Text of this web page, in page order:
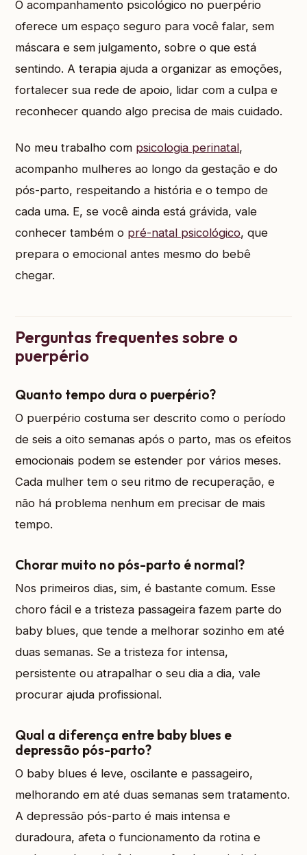
O acompanhamento psicológico no puerpério
oferece um espaço seguro para você falar, sem
máscara e sem julgamento, sobre o que está
sentindo. A terapia ajuda a organizar as emoções,
fortalecer sua rede de apoio, lidar com a culpa e
reconhecer quando algo precisa de mais cuidado.
No meu trabalho com psicologia perinatal,
acompanho mulheres ao longo da gestação e do
pós-parto, respeitando a história e o tempo de
cada uma. E, se você ainda está grávida, vale
conhecer também o pré-natal psicológico, que
prepara o emocional antes mesmo do bebê
chegar.
Perguntas frequentes sobre o
puerpério
Quanto tempo dura o puerpério?
O puerpério costuma ser descrito como o período
de seis a oito semanas após o parto, mas os efeitos
emocionais podem se estender por vários meses.
Cada mulher tem o seu ritmo de recuperação, e
não há problema nenhum em precisar de mais
tempo.
Chorar muito no pós-parto é normal?
Nos primeiros dias, sim, é bastante comum. Esse
choro fácil e a tristeza passageira fazem parte do
baby blues, que tende a melhorar sozinho em até
duas semanas. Se a tristeza for intensa,
persistente ou atrapalhar o seu dia a dia, vale
procurar ajuda profissional.
Qual a diferença entre baby blues e
depressão pós-parto?
O baby blues é leve, oscilante e passageiro,
melhorando em até duas semanas sem tratamento.
A depressão pós-parto é mais intensa e
duradoura, afeta o funcionamento da rotina e